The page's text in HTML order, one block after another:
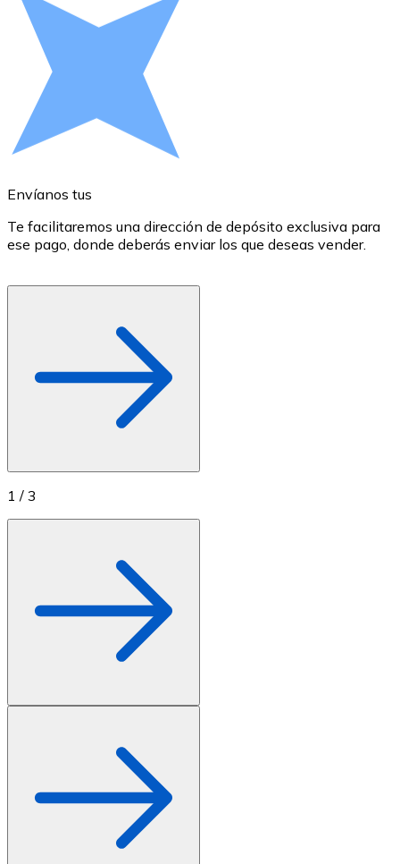
Transferencia SEPA
Añade fondos a tu cuenta Bitnovo o realiza compras
Comprar con Transferencia
Tarjeta de crédito / débito
Utiliza tarjetas Visa y Mastercard para comprar
Tienda - Tarjetas regalo
Nuevo
Envíanos tus
Te facilitaremos una dirección de depósito exclusiva para
ese pago, donde deberás enviar los que deseas vender.
1 / 3